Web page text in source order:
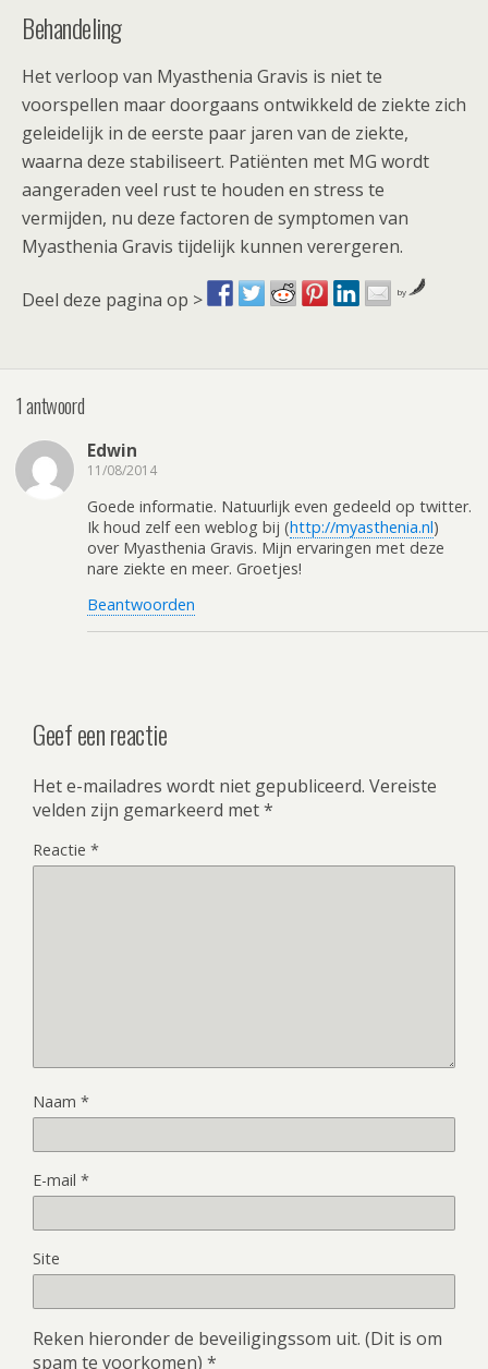
Behandeling
Het verloop van Myasthenia Gravis is niet te
voorspellen maar doorgaans ontwikkeld de ziekte zich
geleidelijk in de eerste paar jaren van de ziekte,
waarna deze stabiliseert. Patiënten met MG wordt
aangeraden veel rust te houden en stress te
vermijden, nu deze factoren de symptomen van
Myasthenia Gravis tijdelijk kunnen verergeren.
Deel deze pagina op > by
1 antwoord
Edwin
11/08/2014
Goede informatie. Natuurlijk even gedeeld op twitter.
Ik houd zelf een weblog bij (http://myasthenia.nl)
over Myasthenia Gravis. Mijn ervaringen met deze
nare ziekte en meer. Groetjes!
Beantwoorden
Geef een reactie
Het e-mailadres wordt niet gepubliceerd. Vereiste
velden zijn gemarkeerd met*
Reactie *
Naam *
E-mail *
Site
Reken hieronder de beveiligingssom uit. (Dit is om
spam te voorkomen) *